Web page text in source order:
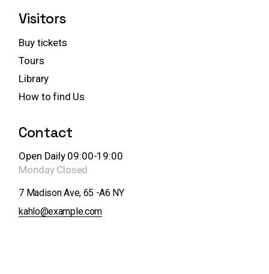
Visitors
Buy tickets
Tours
Library
How to find Us
Contact
Open Daily 09:00-19:00
Monday Closed
7 Madison Ave, 65 -A6 NY
kahlo@example.com